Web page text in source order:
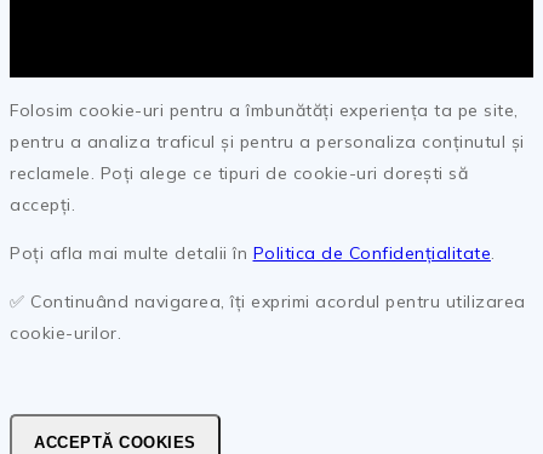
Folosim cookie-uri pentru a îmbunătăți experiența ta pe site,
pentru a analiza traficul și pentru a personaliza conținutul și
reclamele. Poți alege ce tipuri de cookie-uri dorești să
accepți.
Poți afla mai multe detalii în Politica de Confidențialitate.
✅ Continuând navigarea, îți exprimi acordul pentru utilizarea
cookie-urilor.
ACCEPTĂ COOKIES